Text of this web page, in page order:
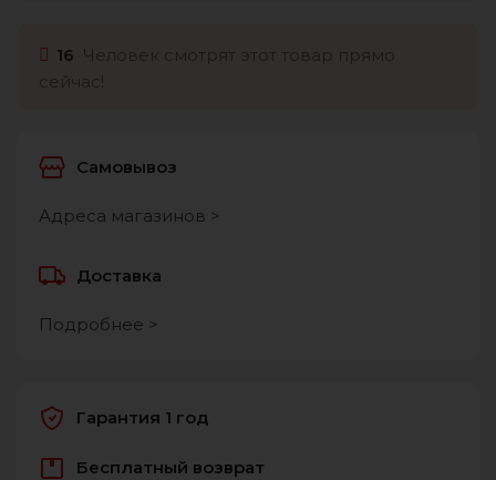
16
Самовывоз
Адреса магазинов >
Доставка
Подробнее >
Гарантия 1 год
Бесплатный возврат